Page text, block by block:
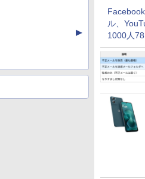
ル、
1000人
価格リス
▲